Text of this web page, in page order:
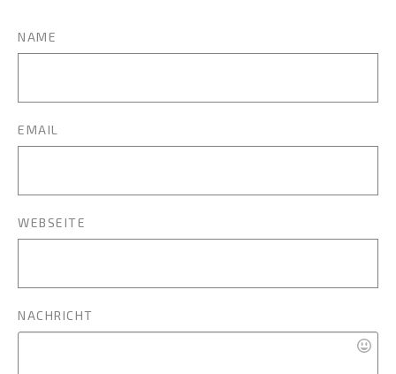
NAME
EMAIL
WEBSEITE
NACHRICHT